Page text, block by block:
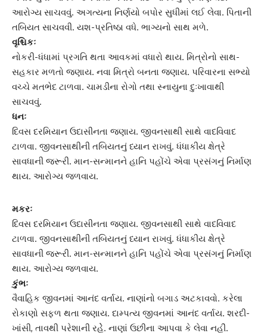
આરોગ્ય સાચવવું. અગત્યના નિર્ણયો બપોર સુધીમાં લઈ લેવા. પિતાની
તબિયત સાચવવી. યશ-પ્રતિષ્ઠા વધે. ભાગ્યનો સાથ મળે.
વૃશ્ચિકઃ
નોકરી-ધંધામાં પ્રગતિ થતા આવકમાં વધારો થાય. મિત્રોનો સાથ-
સહકાર મળતો જણાય. નવા મિત્રો બનતા જણાય. પરિવારના સભ્યો
વચ્ચે મતભેદ ટાળવા. ચામડીના રોગો તથા સ્નાયુના દુઃખાવાથી
સાચવવું.
ધનઃ
દિવસ દરમિયાન ઉદાસીનતા જણાય. જીવનસાથી સાથે વાદવિવાદ
ટાળવા. જીવનસાથીની તબિયતનું ધ્યાન રાખવું. ધંધાકીય ક્ષેત્રે
સાવધાની જરૂરી. માન-સન્માનને હાનિ પહોંચે એવા પ્રસંગનું‌ નિર્માણ
થાય. આરોગ્ય જળવાય.
મકરઃ
દિવસ દરમિયાન ઉદાસીનતા જણાય. જીવનસાથી સાથે વાદવિવાદ
ટાળવા. જીવનસાથીની તબિયતનું ધ્યાન રાખવું. ધંધાકીય ક્ષેત્રે
સાવધાની જરૂરી. માન-સન્માનને હાનિ પહોંચે એવા પ્રસંગનું‌ નિર્માણ
થાય. આરોગ્ય જળવાય.
કુંભઃ
વૈવાહિક જીવનમાં આનંદ વર્તાય. નાણાંનો બગાડ અટકાવવો. કરેલા
રોકાણો સફળ થતા જણાય. દામ્પત્ય જીવનમાં આનંદ વર્તાય. શરદી-
ખાંસી, તાવથી પરેશાની રહેે. નાણાં ઉછીના આપવા કે લેવા નહીં.